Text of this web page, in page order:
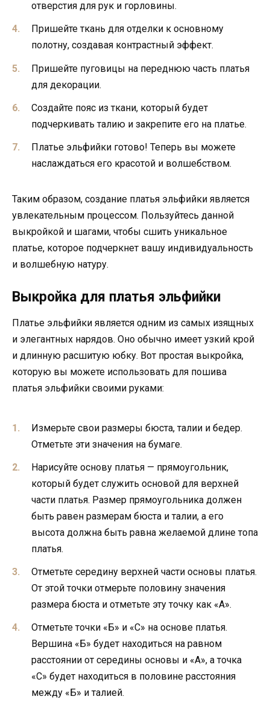
отверстия для рук и горловины.
Пришейте ткань для отделки к основному
полотну, создавая контрастный эффект.
Пришейте пуговицы на переднюю часть платья
для декорации.
Создайте пояс из ткани, который будет
подчеркивать талию и закрепите его на платье.
Платье эльфийки готово! Теперь вы можете
наслаждаться его красотой и волшебством.
Таким образом, создание платья эльфийки является
увлекательным процессом. Пользуйтесь данной
выкройкой и шагами, чтобы сшить уникальное
платье, которое подчеркнет вашу индивидуальность
и волшебную натуру.
Выкройка для платья эльфийки
Платье эльфийки является одним из самых изящных
и элегантных нарядов. Оно обычно имеет узкий крой
и длинную расшитую юбку. Вот простая выкройка,
которую вы можете использовать для пошива
платья эльфийки своими руками:
Измерьте свои размеры бюста, талии и бедер.
Отметьте эти значения на бумаге.
Нарисуйте основу платья — прямоугольник,
который будет служить основой для верхней
части платья. Размер прямоугольника должен
быть равен размерам бюста и талии, а его
высота должна быть равна желаемой длине топа
платья.
Отметьте середину верхней части основы платья.
От этой точки отмерьте половину значения
размера бюста и отметьте эту точку как «А».
Отметьте точки «Б» и «С» на основе платья.
Вершина «Б» будет находиться на равном
расстоянии от середины основы и «А», а точка
«С» будет находиться в половине расстояния
между «Б» и талией.